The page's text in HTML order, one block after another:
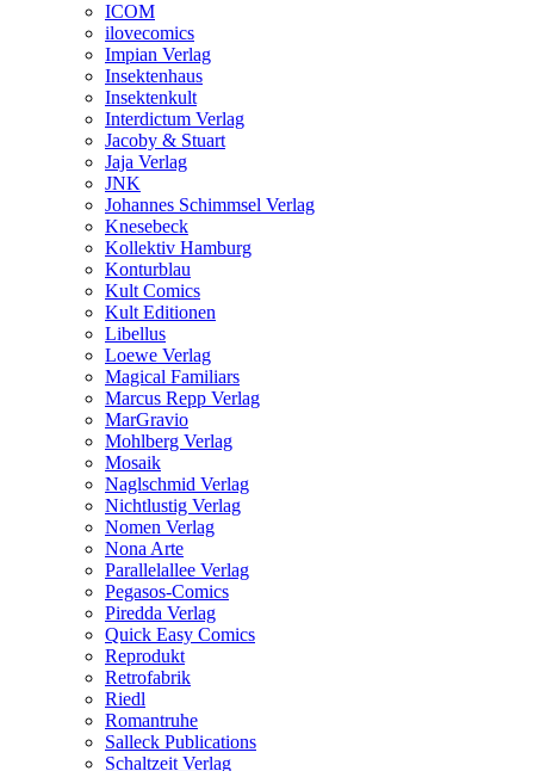
ICOM
ilovecomics
Impian Verlag
Insektenhaus
Insektenkult
Interdictum Verlag
Jacoby & Stuart
Jaja Verlag
JNK
Johannes Schimmsel Verlag
Knesebeck
Kollektiv Hamburg
Konturblau
Kult Comics
Kult Editionen
Libellus
Loewe Verlag
Magical Familiars
Marcus Repp Verlag
MarGravio
Mohlberg Verlag
Mosaik
Naglschmid Verlag
Nichtlustig Verlag
Nomen Verlag
Nona Arte
Parallelallee Verlag
Pegasos-Comics
Piredda Verlag
Quick Easy Comics
Reprodukt
Retrofabrik
Riedl
Romantruhe
Salleck Publications
Schaltzeit Verlag